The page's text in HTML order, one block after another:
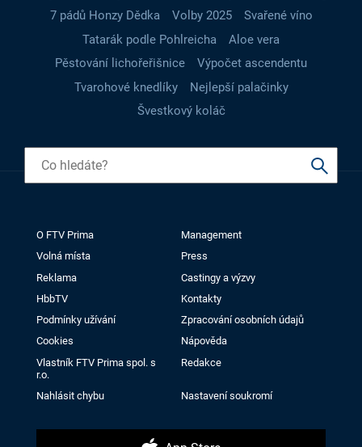
7 pádů Honzy Dědka
Volby 2025
Svařené víno
Tatarák podle Pohlreicha
Aloe vera
Pěstování lichořeřišnice
Výpočet ascendentu
Tvarohové knedlíky
Nejlepší palačinky
Švestkový koláč
O FTV Prima
Management
Volná místa
Press
Reklama
Castingy a výzvy
HbbTV
Kontakty
Podmínky užívání
Zpracování osobních údajů
Cookies
Nápověda
Vlastník FTV Prima spol. s
r.o.
Redakce
Nahlásit chybu Nastavení soukromí